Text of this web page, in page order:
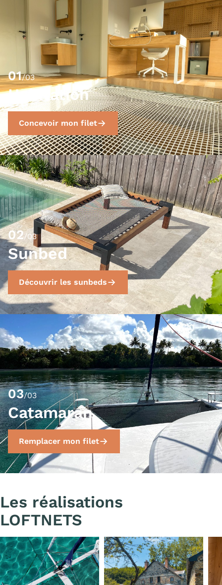
01/03
Habitation
Concevoir mon filet
02/03
Sunbed
Découvrir les sunbeds
03/03
Catamaran
Remplacer mon filet
Les réalisations
LOFTNETS